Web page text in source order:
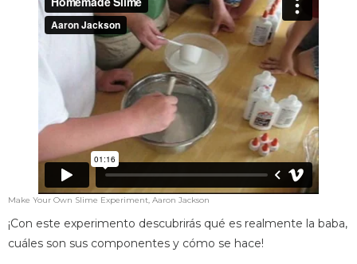
Make Your Own Slime Experiment, Aaron Jackson
¡Con este experimento descubrirás qué es realmente la baba,
cuáles son sus componentes y cómo se hace!